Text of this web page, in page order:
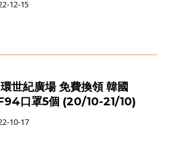
12-15
世紀廣場 免費換領 韓國
口罩5個 (20/10-21/10)
10-17